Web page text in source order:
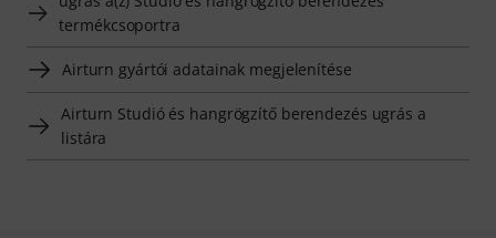
termékcsoportra
Airturn gyártói adatainak megjelenítése
Airturn Studió és hangrögzítő berendezés ugrás a
listára